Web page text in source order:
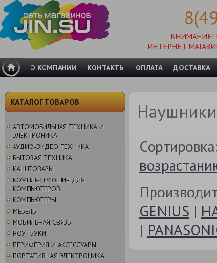
ВНИМАНИЕ!
ИНТЕРНЕТ
О КОМПАНИИ КОНТАКТЫ ОПЛАТА ДОСТАВКА
КАТАЛОГ ТОВАРОВ
АВТОМОБИЛЬНАЯ ТЕХНИКА И
ЭЛЕКТРОНИКА
АУДИО-ВИДЕО ТЕХНИКА
БЫТОВАЯ ТЕХНИКА
КАНЦТОВАРЫ
КОМПЛЕКТУЮЩИЕ ДЛЯ
КОМПЬЮТЕРОВ
КОМПЬЮТЕРЫ
МЕБЕЛЬ
МОБИЛЬНАЯ СВЯЗЬ
НОУТБУКИ
ПЕРИФЕРИЯ И АКСЕССУАРЫ
ПОРТАТИВНАЯ ЭЛЕКТРОНИКА
GENIUS |
|